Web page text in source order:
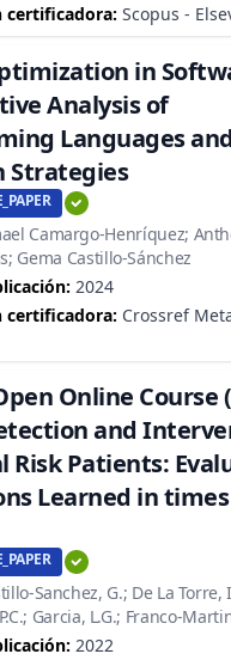
certificadora: Scopus -
in
Analysis of
Languages
Strategies
Camargo-Henríquez;
Gema Castillo-Sánchez
2024
certificadora: Crossref
Online Course
and
Risk Patients:
Learned in
Sanchez, G.; De La Torre,
Garcia, L.G.; Franco-
2022